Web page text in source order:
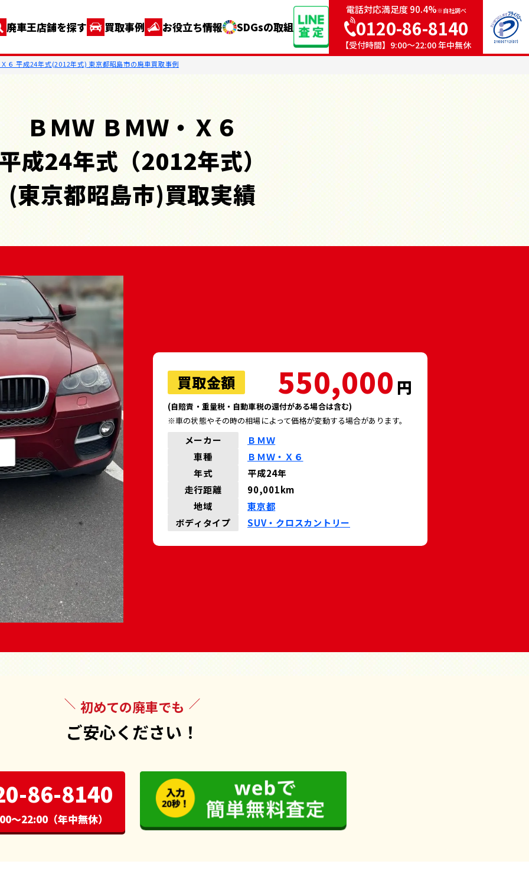
廃車王店舗を探す 買取事例 お役立ち情報 SDGsの取組
電話対応満足度 90.4%※自社調べ
0120-86-8140
【受付時間】9:00〜22:00 年中無休
６ 平成24年式(2012年式) 東京都昭島市の廃車買取事例
ＢＭＷ ＢＭＷ・Ｘ６
成24年式（2012年式）
(東京都昭島市)買取実績
買取金額 550,000 円
(自賠責・重量税・自動車税の還付がある場合は含む)
※車の状態やその時の相場によって価格が変動する場合があります。
メーカー
ＢＭＷ
車種
ＢＭＷ・Ｘ６
年式
平成24年
走行距離
90,001km
地域
東京都
ボディタイプ
SUV・クロスカントリー
初めての廃車でも
ご安心ください！
86-8140
〜22:00（年中無休）